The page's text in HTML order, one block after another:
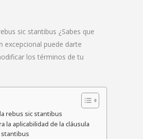
sic stantibus ¿Sabes que
excepcional puede darte
los términos de tu
rebus sic stantibus
la aplicabilidad de la cláusula